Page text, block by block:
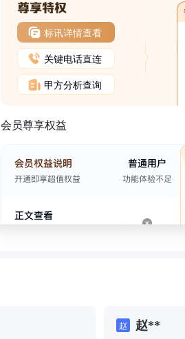
标讯详情查看
关键电话直连
甲方分析查询
会员尊享权益
赵 赵**